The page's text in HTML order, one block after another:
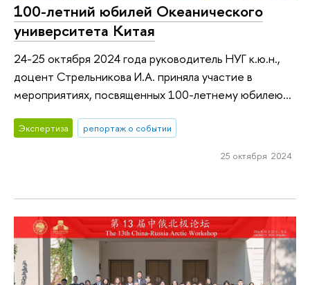
100-летний юбилей Океанического
университета Китая
24-25 октября 2024 года руководитель НУГ к.ю.н.,
доцент Стрельникова И.А. приняла участие в
мероприятиях, посвященных 100-летнему юбилею...
Экспертиза репортаж о событии
25 октября 2024